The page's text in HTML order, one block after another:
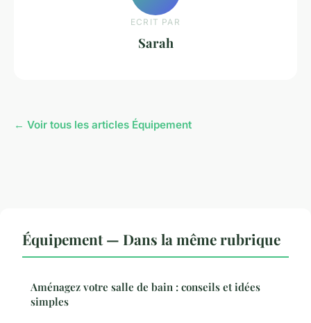
ECRIT PAR
Sarah
← Voir tous les articles Équipement
Équipement — Dans la même rubrique
Aménagez votre salle de bain : conseils et idées
simples